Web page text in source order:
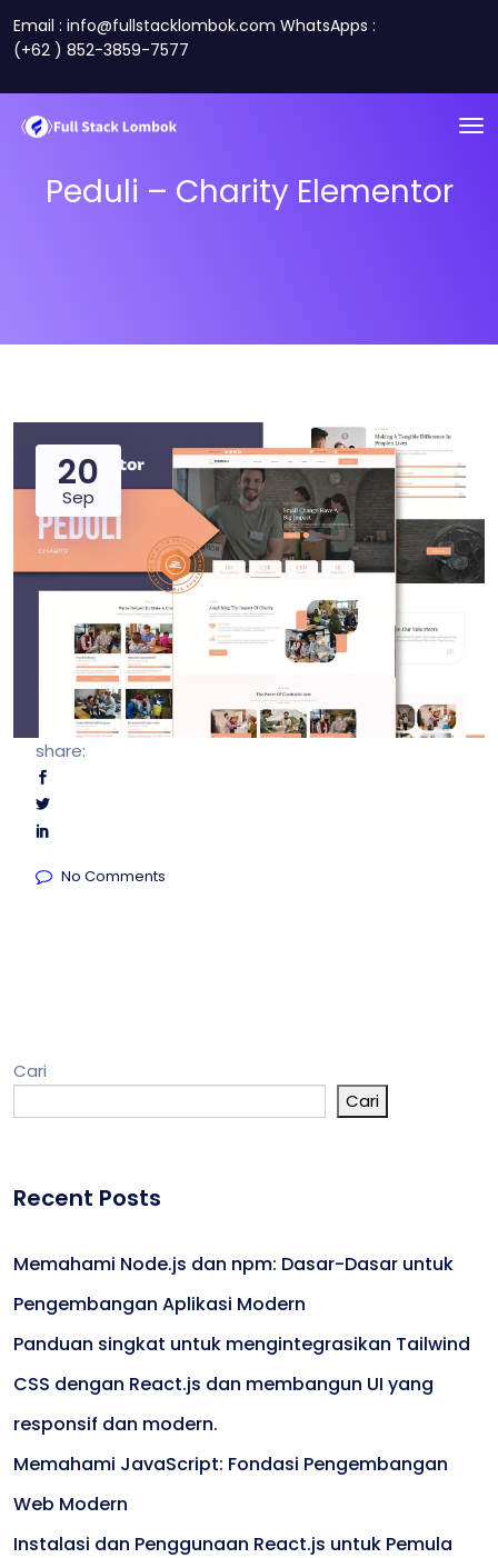
Email : info@fullstacklombok.com WhatsApps :
(+62 ) 852-3859-7577
Peduli – Charity Elementor
20
Sep
share:
No Comments
Cari
Cari
Recent Posts
Memahami Node.js dan npm: Dasar-Dasar untuk
Pengembangan Aplikasi Modern
Panduan singkat untuk mengintegrasikan Tailwind
CSS dengan React.js dan membangun UI yang
responsif dan modern.
Memahami JavaScript: Fondasi Pengembangan
Web Modern
Instalasi dan Penggunaan React.js untuk Pemula